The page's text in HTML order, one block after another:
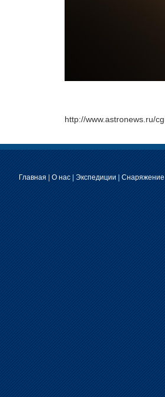
http://www.astronews.ru/
Главная | О нас| Экспедиции | Снаряжение